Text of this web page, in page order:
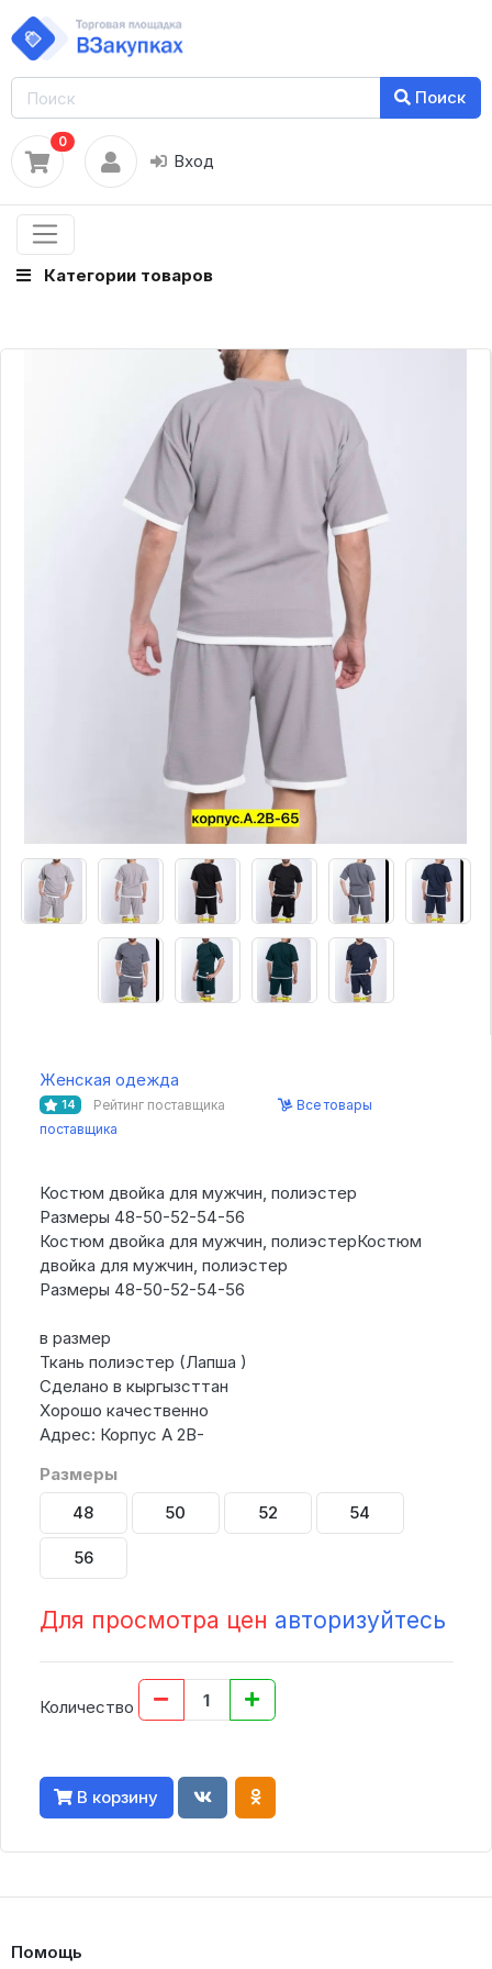
Поиск
0
Вход
Категории товаров
Женская одежда
14 Рейтинг поставщика
Все товары
поставщика
Костюм двойка для мужчин, полиэстер
Размеры 48-50-52-54-56
Костюм двойка для мужчин, полиэстерКостюм
двойка для мужчин, полиэстер
Размеры 48-50-52-54-56
в размер
Ткань полиэстер (Лапша )
Сделано в кыргызсттан
Хорошо качественно
Адрес: Корпус А 2В-
Размеры
48
50 52 54
56
Для просмотра цен авторизуйтесь
Количество
В корзину
Помощь